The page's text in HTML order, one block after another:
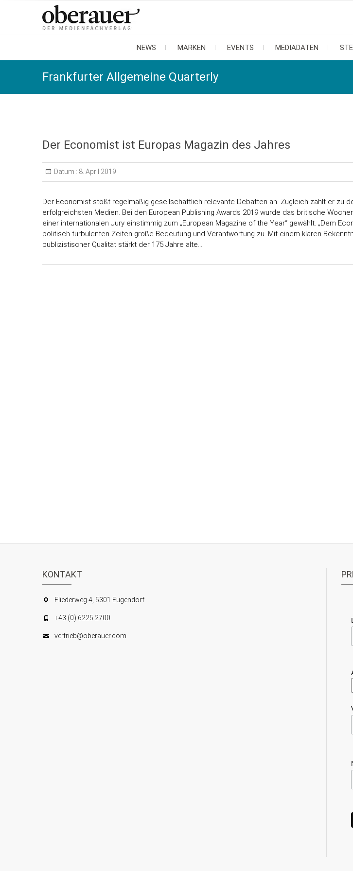
oberauer
der medienfachverlag
NEWS MARKEN EVENTS MEDIADATEN
Frankfurter Allgemeine Quarterly
Der Economist ist Europas Magazin des Jahres
Datum : 8. April 2019
Der Economist stößt regelmäßig gesellschaftlich relevante Debatten an. Zugleich zählt er zu
erfolgreichsten Medien. Bei den European Publishing Awards 2019 wurde das britische
einer internationalen Jury einstimmig zum „European Magazine of the Year“ gewählt. „Dem
politisch turbulenten Zeiten große Bedeutung und Verantwortung zu. Mit einem klaren
publizistischer Qualität stärkt der 175 Jahre alte…
KONTAKT
Fliederweg 4, 5301 Eugendorf
+43 (0) 6225 2700
vertrieb@oberauer.com